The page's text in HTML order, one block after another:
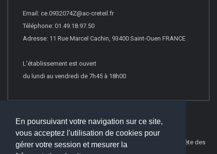
En poursuivant votre navigation sur ce site,
vous acceptez l'utilisation de cookies pour
gérer votre session et mesurer la
Email: ce.0932074Z@ac-creteil.fr
Téléphone: 01.49.18.97.50
Adresse: 11 Rue Marcel Cachin, 93400 Saint-Ouen FRANCE
L'établissement est ouvert
du lundi au vendredi de 7h45 à 18h00
© 2022 Websco Innovations -Mentions Légales
Liste Complète des